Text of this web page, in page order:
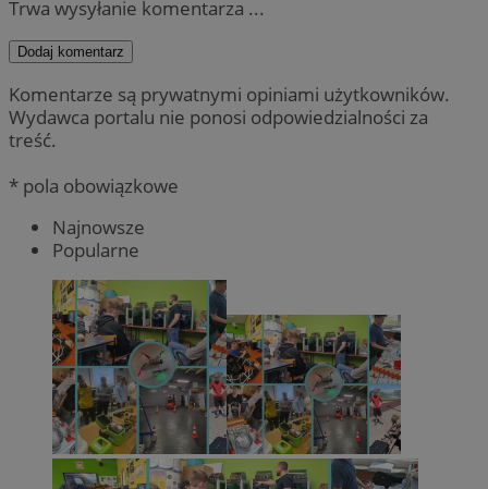
Trwa wysyłanie komentarza ...
Dodaj komentarz
Komentarze są prywatnymi opiniami użytkowników.
Wydawca portalu nie ponosi odpowiedzialności za
treść.
* pola obowiązkowe
Najnowsze
Popularne